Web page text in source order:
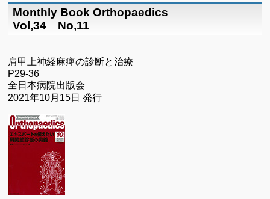
Monthly Book Orthopaedics
Vol,34 No,11
肩甲上神経麻痺の診断と治療
P29-36
全日本病院出版会
2021年10月15日 発行